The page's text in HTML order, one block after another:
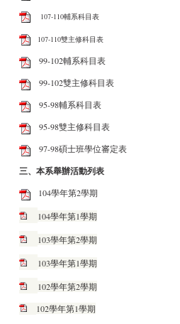
107-110輔系科目表
107-110雙主修科目表
99-102輔系科目表
99-102雙主修科目表
95-98輔系科目表
95-98雙主修科目表
97-98碩士班學位審定表
三、本系舉辦活動列表
104學年第2學期
104學年第1學期
103學年第2學期
103學年第1學期
102學年第2學期
102學年第1學期